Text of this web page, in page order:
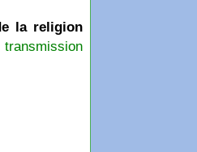
la religion
transmission